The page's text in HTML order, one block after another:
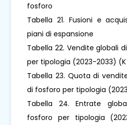
fosforo
Tabella 21. Fusioni e
piani di espansione
Tabella 22. Vendite globali
per tipologia (2023-2033) (K
Tabella 23. Quota di
di fosforo per tipologia
Tabella 24. Entrate
fosforo per tipologia